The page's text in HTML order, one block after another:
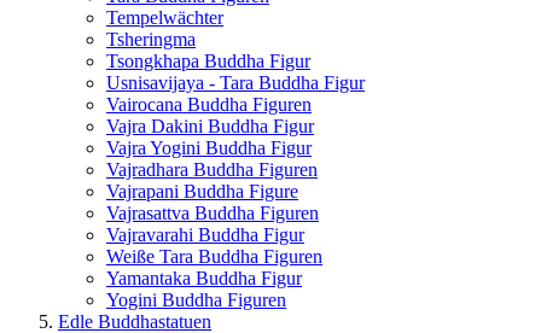
Tempelwächter
Tsheringma
Tsongkhapa Buddha Figur
Usnisavijaya - Tara Buddha Figur
Vairocana Buddha Figuren
Vajra Dakini Buddha Figur
Vajra Yogini Buddha Figur
Vajradhara Buddha Figuren
Vajrapani Buddha Figure
Vajrasattva Buddha Figuren
Vajravarahi Buddha Figur
Weiße Tara Buddha Figuren
Yamantaka Buddha Figur
Yogini Buddha Figuren
Edle Buddhastatuen